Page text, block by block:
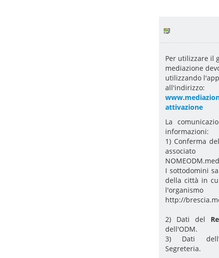
Per utilizzare il
mediazione
utilizzando
all'indirizzo:
attivazione
La
informazioni:
1) Conferma
I sottodomini
della città in
l'organismo
http://
2) Dati del
dell'ODM.
3) Dati dell’
Segreteria.